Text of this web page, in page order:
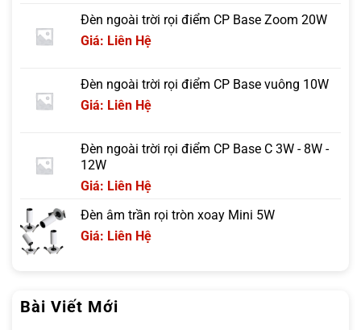
Đèn ngoài trời rọi điểm CP Base Zoom 20W
Giá: Liên Hệ
Đèn ngoài trời rọi điểm CP Base vuông 10W
Giá: Liên Hệ
Đèn ngoài trời rọi điểm CP Base C 3W - 8W -
12W
Giá: Liên Hệ
Đèn âm trần rọi tròn xoay Mini 5W
Giá: Liên Hệ
Bài Viết Mới